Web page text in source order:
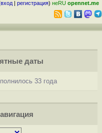
вход | регистрация) неRU opennet.me
даты
33 года